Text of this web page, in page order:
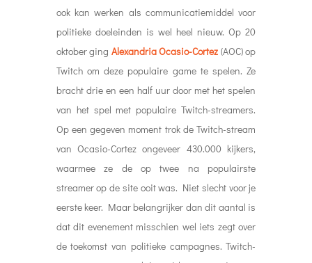
ook kan werken als communicatiemiddel voor
politieke doeleinden is wel heel nieuw. Op 20
oktober ging Alexandria Ocasio-Cortez (AOC) op
Twitch om deze populaire game te spelen. Ze
bracht drie en een half uur door met het spelen
van het spel met populaire Twitch-streamers.
Op een gegeven moment trok de Twitch-stream
van Ocasio-Cortez ongeveer 430.000 kijkers,
waarmee ze de op twee na populairste
streamer op de site ooit was. Niet slecht voor je
eerste keer. Maar belangrijker dan dit aantal is
dat dit evenement misschien wel iets zegt over
de toekomst van politieke campagnes. Twitch-